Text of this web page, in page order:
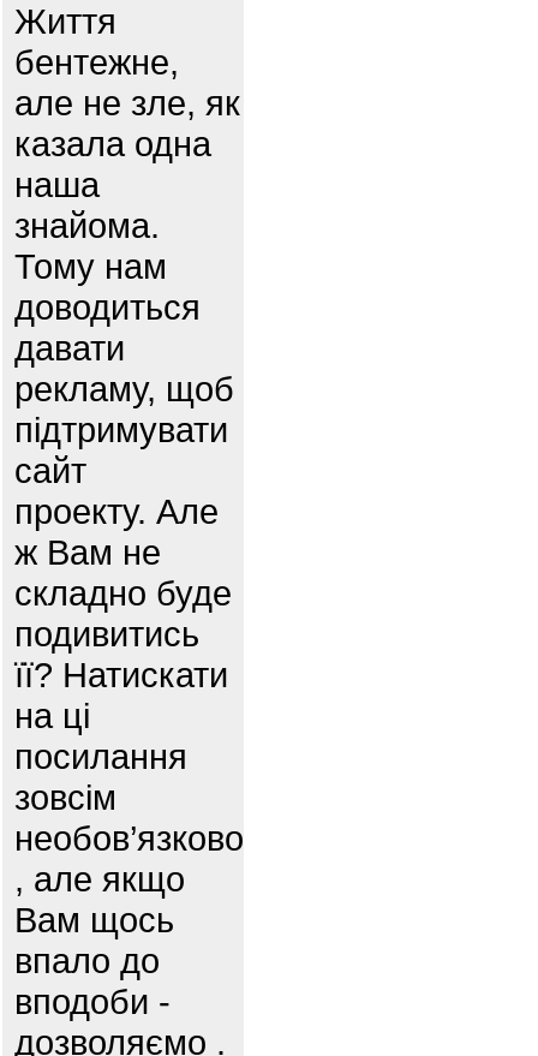
Життя
бентежне,
але не зле, як
казала одна
наша
знайома.
Тому нам
доводиться
давати
рекламу, щоб
підтримувати
сайт
проекту. Але
ж Вам не
складно буде
подивитись
її? Натискати
на ці
посилання
зовсім
необов’язково
, але якщо
Вам щось
впало до
вподоби -
дозволяємо .